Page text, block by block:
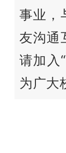
事业，
友沟通
请加入“
为广大